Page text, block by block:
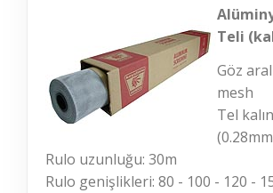
Teli
Göz
mesh
Tel
Rulo uzunluğu: 30m
Rulo genişlikleri: 80 - 100 - 120 -